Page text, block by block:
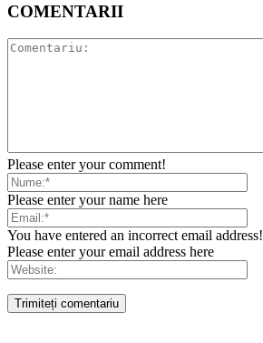
COMENTARII
Please enter your comment!
Please enter your name here
You have entered an incorrect email address!
Please enter your email address here